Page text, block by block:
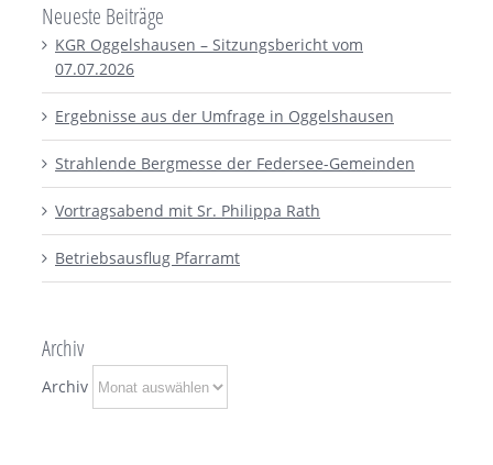
Neueste Beiträge
KGR Oggelshausen – Sitzungsbericht vom
07.07.2026
Ergebnisse aus der Umfrage in Oggelshausen
Strahlende Bergmesse der Federsee-Gemeinden
Vortragsabend mit Sr. Philippa Rath
Betriebsausflug Pfarramt
Archiv
Archiv